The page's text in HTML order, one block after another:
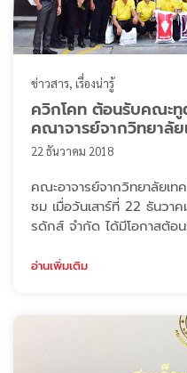
ข่าวสาร เรื่องน่ารู้
ควิกโคท ต้อนรับคณะทู
คณาจารย์จากวิทยาลั
22 ธันวาคม 2018
คณะ​อาจารย์​จากวิทยาลัยเท
ชม เมื่อวันเสาร์ที่ 22​ ธันวา
รดักส์ จำกัด ได้มีโอกาสต้อ
อาชีวศึกษา กระทรวงแรงง
ประสานงานจาก อาจารย์ฉัน
อ่านเพิ่มเติม